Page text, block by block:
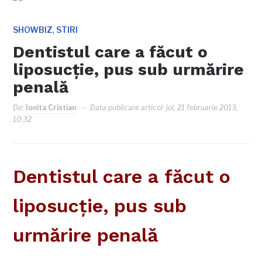
SHOWBIZ, STIRI
Dentistul care a făcut o
liposucţie, pus sub urmărire
penală
De: Ionita Cristian Data publicare articol:joi, 21 februarie 2013,
10:32
Dentistul care a făcut o
liposucţie, pus sub
urmărire penală